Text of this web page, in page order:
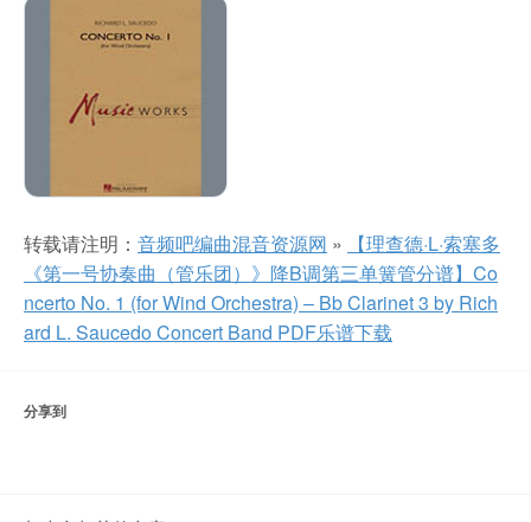
转载请注明： 音频吧编曲混音资源网 »
【理查德·L·索塞多
《第一号协奏曲（管乐团）》降B调第三单簧管分谱】Co
ncerto No. 1 (for Wind Orchestra) – Bb Clarinet 3 by Rich
ard L. Saucedo Concert Band PDF乐谱下载
分享到